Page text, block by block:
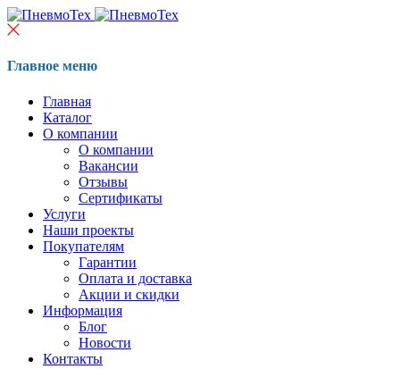
Главное меню
Главная
Каталог
О компании
О компании
Вакансии
Отзывы
Сертификаты
Услуги
Наши проекты
Покупателям
Гарантии
Оплата и доставка
Акции и скидки
Информация
Блог
Новости
Контакты